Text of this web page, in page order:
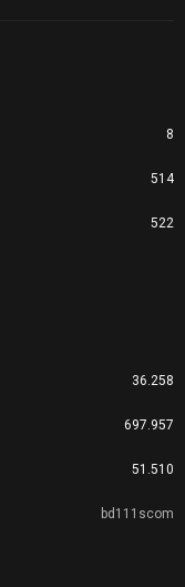
8
514
522
36.258
697.957
51.510
bd111scom